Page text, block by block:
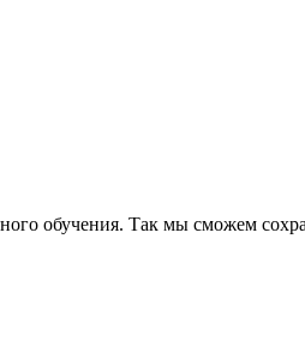
обучения. Так мы сможем